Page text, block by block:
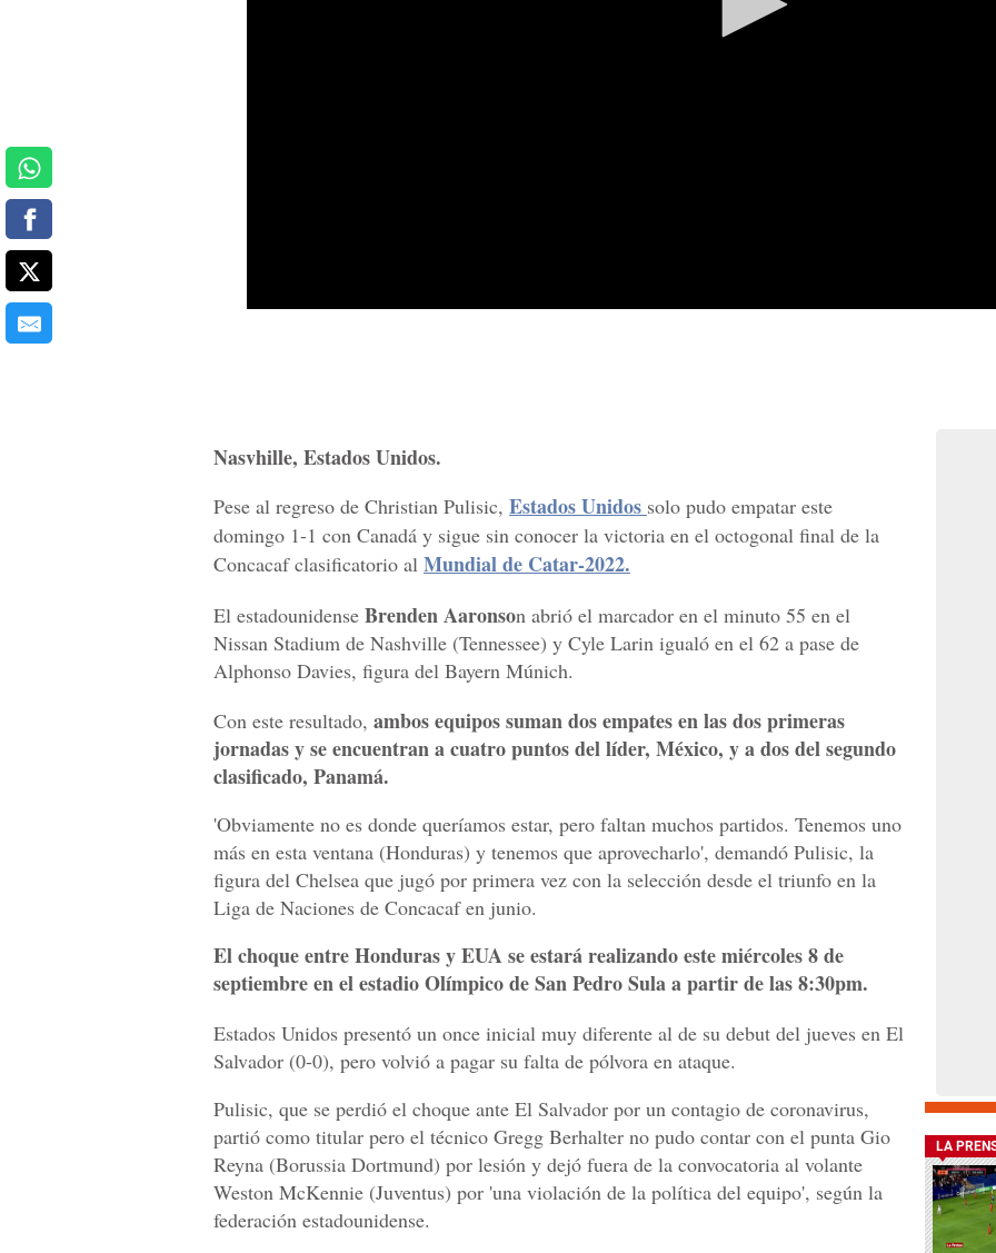
Nasvhille, Estados Unidos.
Pese al regreso de Christian Pulisic, Estados Unidos solo pudo empatar este
domingo 1-1 con Canadá y sigue sin conocer la victoria en el octogonal final de la
Concacaf clasificatorio al Mundial de Catar-2022.
El estadounidense Brenden Aaronson abrió el marcador en el minuto 55 en el
Nissan Stadium de Nashville (Tennessee) y Cyle Larin igualó en el 62 a pase de
Alphonso Davies, figura del Bayern Múnich.
Con este resultado, ambos equipos suman dos empates en las dos primeras
jornadas y se encuentran a cuatro puntos del líder, México, y a dos del segundo
clasificado, Panamá.
'Obviamente no es donde queríamos estar, pero faltan muchos partidos. Tenemos uno
más en esta ventana (Honduras) y tenemos que aprovecharlo', demandó Pulisic, la
figura del Chelsea que jugó por primera vez con la selección desde el triunfo en la
Liga de Naciones de Concacaf en junio.
El choque entre Honduras y EUA se estará realizando este miércoles 8 de
septiembre en el estadio Olímpico de San Pedro Sula a partir de las 8:30pm.
Estados Unidos presentó un once inicial muy diferente al de su debut del jueves en El
Salvador (0-0), pero volvió a pagar su falta de pólvora en ataque.
Pulisic, que se perdió el choque ante El Salvador por un contagio de coronavirus,
partió como titular pero el técnico Gregg Berhalter no pudo contar con el punta Gio
Reyna (Borussia Dortmund) por lesión y dejó fuera de la convocatoria al volante
Weston McKennie (Juventus) por 'una violación de la política del equipo', según la
federación estadounidense.
LA